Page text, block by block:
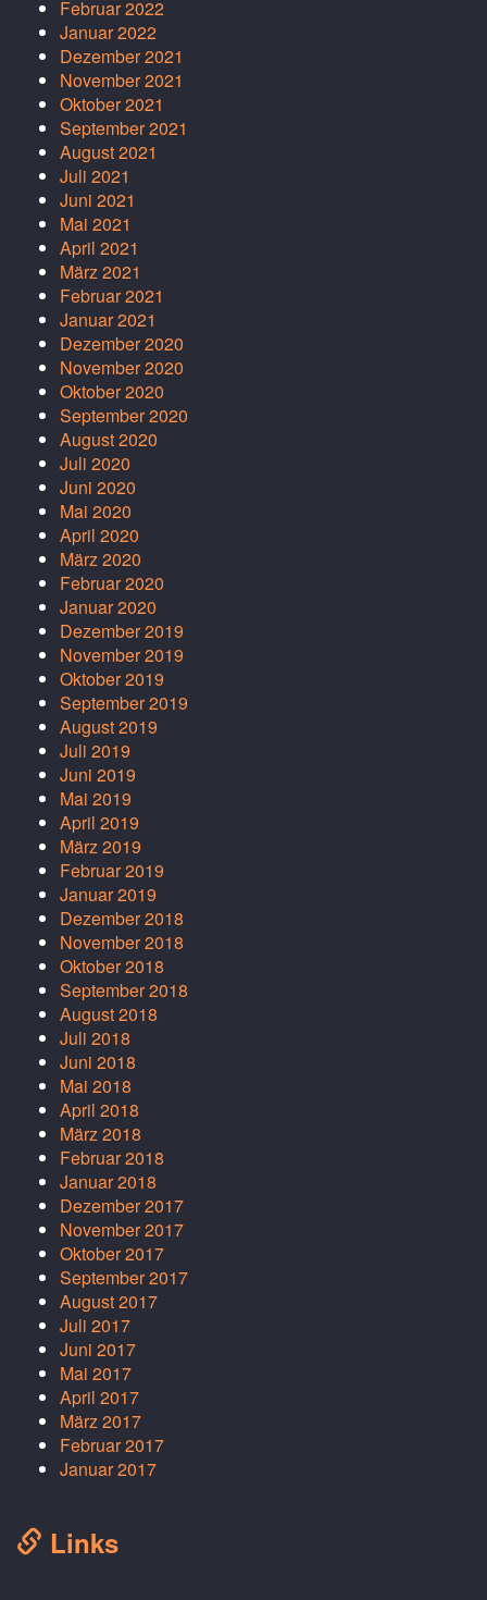
Februar 2022
Januar 2022
Dezember 2021
November 2021
Oktober 2021
September 2021
August 2021
Juli 2021
Juni 2021
Mai 2021
April 2021
März 2021
Februar 2021
Januar 2021
Dezember 2020
November 2020
Oktober 2020
September 2020
August 2020
Juli 2020
Juni 2020
Mai 2020
April 2020
März 2020
Februar 2020
Januar 2020
Dezember 2019
November 2019
Oktober 2019
September 2019
August 2019
Juli 2019
Juni 2019
Mai 2019
April 2019
März 2019
Februar 2019
Januar 2019
Dezember 2018
November 2018
Oktober 2018
September 2018
August 2018
Juli 2018
Juni 2018
Mai 2018
April 2018
März 2018
Februar 2018
Januar 2018
Dezember 2017
November 2017
Oktober 2017
September 2017
August 2017
Juli 2017
Juni 2017
Mai 2017
April 2017
März 2017
Februar 2017
Januar 2017
Links